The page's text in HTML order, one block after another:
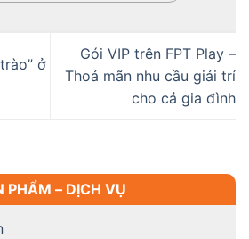
PHẨM – DỊCH VỤ
ở
Gói VIP trên FPT Play –
Thoả mãn nhu cầu giải trí
cho cả gia đình